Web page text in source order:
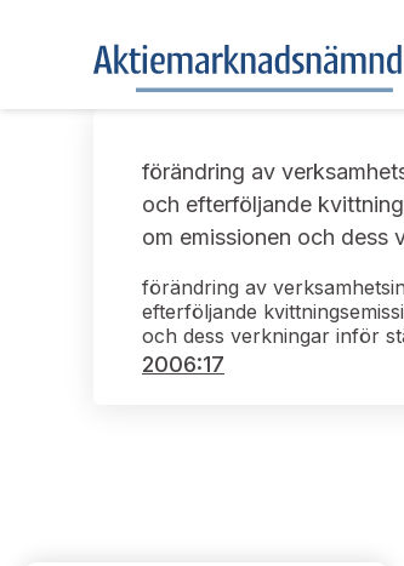
förändring av
och efterföljande
om emissionen och dess
förändring av
efterföljande
och dess verkningar inför
2006:17